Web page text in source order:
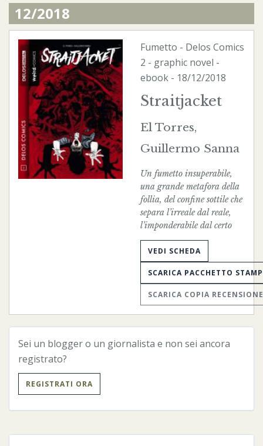
12/2018
Fumetto - Delos Comics
2 - graphic novel -
ebook - 18/12/2018
Straitjacket
El Torres,
Guillermo Sanna
Un fumetto insuperabile,
una grande metafora della
follia, del confine sottile che
separa l’irreale dal reale,
l’imponderabile dal certo
VEDI SCHEDA
SCARICA PACCHETTO
SCARICA COPIA RECENSIONE
Sei un blogger o un giornalista e non sei ancora
registrato?
REGISTRATI ORA